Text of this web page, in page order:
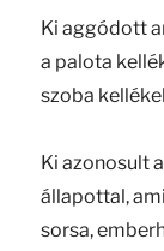
Ki aggódott
a palota
szoba
Ki azonosult
állapottal,
sorsa,